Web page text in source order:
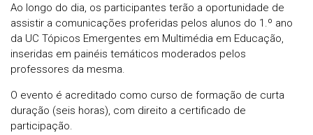
Ao longo do dia, os participantes terão a oportunidade de
assistir a comunicações proferidas pelos alunos do 1.º ano
da UC Tópicos Emergentes em Multimédia em Educação,
inseridas em painéis temáticos moderados pelos
professores da mesma.
O evento é acreditado como curso de formação de curta
duração (seis horas), com direito a certificado de
participação.